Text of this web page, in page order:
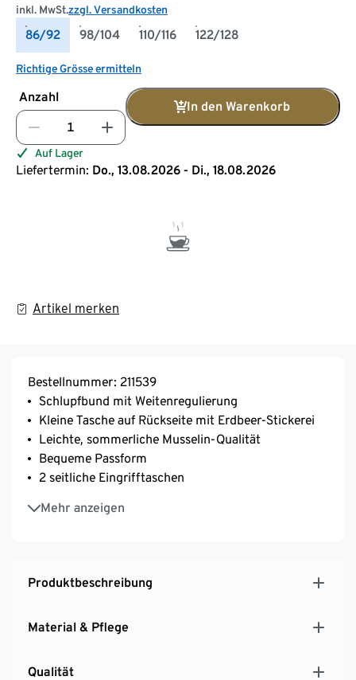
inkl. MwSt.zzgl. Versandkosten
86/92 98/104 110/116 122/128
Richtige Grösse ermitteln
Anzahl
In den Warenkorb
Auf Lager
Liefertermin: Do., 13.08.2026 - Di., 18.08.2026
Artikel merken
Bestellnummer: 211539
Schlupfbund mit Weitenregulierung
Kleine Tasche auf Rückseite mit Erdbeer-Stickerei
Leichte, sommerliche Musselin-Qualität
Bequeme Passform
2 seitliche Eingrifftaschen
Mehr anzeigen
GOTS organic, zertifiziert durch CU 809415
Produktbeschreibung
Material & Pflege
Qualität